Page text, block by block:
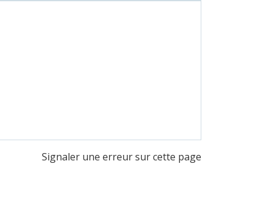
Signaler une erreur sur cette page